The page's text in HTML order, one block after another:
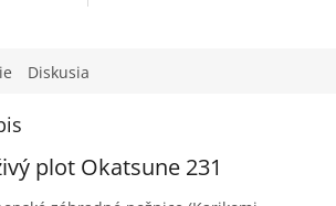
Diskusia
plot Okatsune 231